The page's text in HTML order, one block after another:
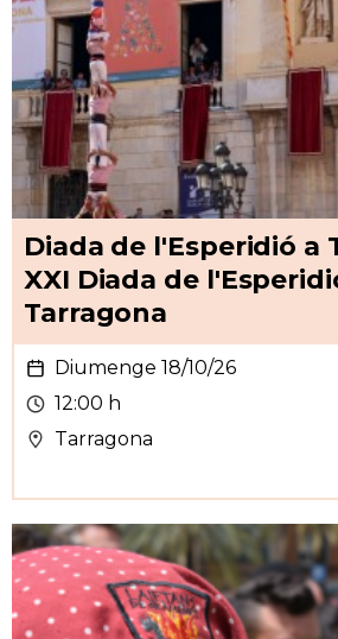
Diada de l'Esperidió a
XXI Diada de
Tarragona
Diumenge 18/10/26
12:00 h
Tarragona